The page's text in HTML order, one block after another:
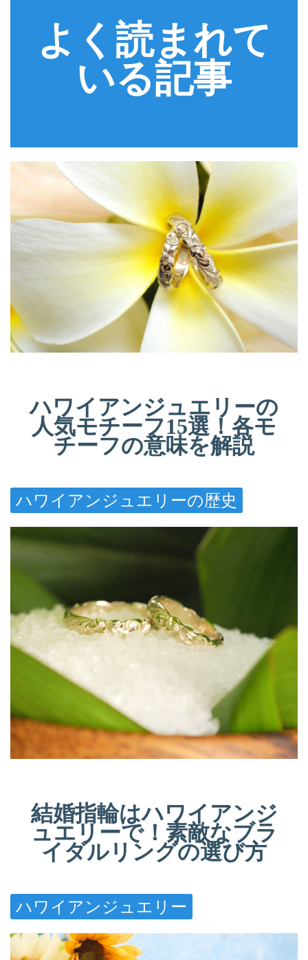
よく読まれて
いる記事
ハワイアンジュエリーの
人気モチーフ15選！各モ
チーフの意味を解説
ハワイアンジュエリーの歴史
結婚指輪はハワイアンジ
ュエリーで！素敵なブラ
イダルリングの選び方
ハワイアンジュエリー